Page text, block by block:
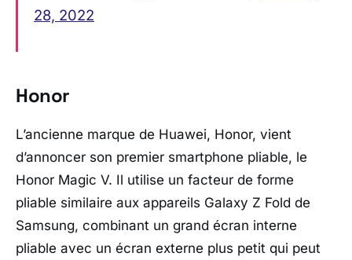
28, 2022
Honor
L’ancienne marque de Huawei, Honor, vient
d’annoncer son premier smartphone pliable, le
Honor Magic V. Il utilise un facteur de forme
pliable similaire aux appareils Galaxy Z Fold de
Samsung, combinant un grand écran interne
pliable avec un écran externe plus petit qui peut